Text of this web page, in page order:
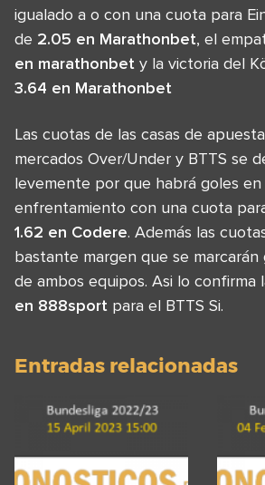
igualado a o con una cuota para
de 2.05 en Marathonbet, el
en marathonbet y la victoria del
3.64 en Marathonbet
Las cuotas de las casas de
mercados Over/Under y BTTS se
levemente por que habrá goles en
enfrentamiento con una cuota
1.62 en Codere. Además las
bastante margen que se
de ambos equipos. Asi lo confirma
en 888sport para el BTTS Si.
Entradas relacionadas